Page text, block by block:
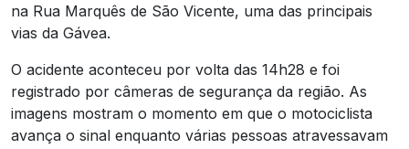
na Rua Marquês de São Vicente, uma das principais
vias da Gávea.
O acidente aconteceu por volta das 14h28 e foi
registrado por câmeras de segurança da região. As
imagens mostram o momento em que o motociclista
avança o sinal enquanto várias pessoas atravessavam